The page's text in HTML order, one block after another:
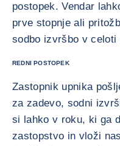
postopek. Vendar
prve stopnje ali
sodbo izvršbo v celoti
REDNI POSTOPEK
Zastopnik upnika
za zadevo, sodni
si lahko v roku, ki ga
zastopstvo in vloži